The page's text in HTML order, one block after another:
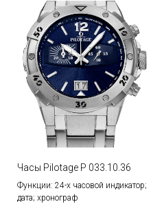
Часы Pilotage P 033.10.36
Функции: 24-х часовой индикатор;
дата; хронограф